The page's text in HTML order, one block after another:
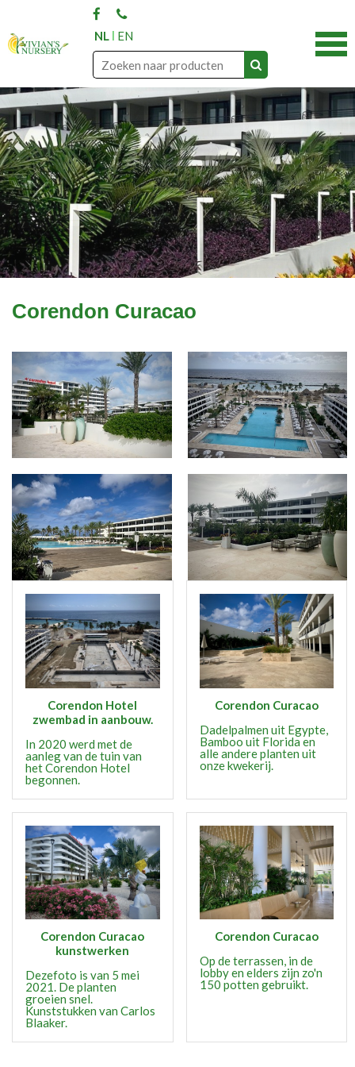
NL EN
Corendon Curacao
Corendon Hotel
zwembad in aanbouw.
In 2020 werd met de
aanleg van de tuin van
het Corendon Hotel
begonnen.
Corendon Curacao
Dadelpalmen uit Egypte,
Bamboo uit Florida en
alle andere planten uit
onze kwekerij.
Corendon Curacao
kunstwerken
Dezefoto is van 5 mei
2021. De planten
groeien snel.
Kunststukken van Carlos
Blaaker.
Corendon Curacao
Op de terrassen, in de
lobby en elders zijn zo'n
150 potten gebruikt.